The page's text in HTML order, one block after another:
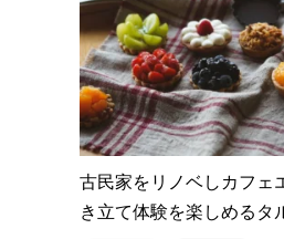
古民家をリノベしカフェ
き立て体験を楽しめるタ